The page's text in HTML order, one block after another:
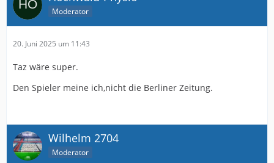
Moderator
20. Juni 2025 um 11:43
Taz wäre super.
Den Spieler meine ich,nicht die Berliner Zeitung.
Wilhelm 2704
Moderator